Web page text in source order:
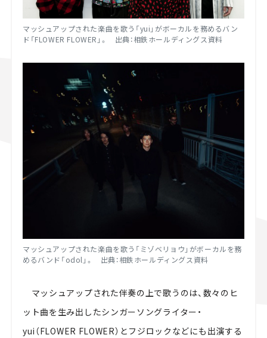
マッシュアップされた楽曲を歌う「yui」がボーカルを務めるバン
ド「FLOWER FLOWER」。 出典：相鉄ホールディングス資料
マッシュアップされた楽曲を歌う「ミゾベリョウ」がボーカルを務
めるバンド「odol」。 出典：相鉄ホールディングス資料
マッシュアップされた伴奏の上で歌うのは、数々のヒ
ット曲を生み出したシンガーソングライター・
yui（FLOWER FLOWER）とフジロックなどにも出演する